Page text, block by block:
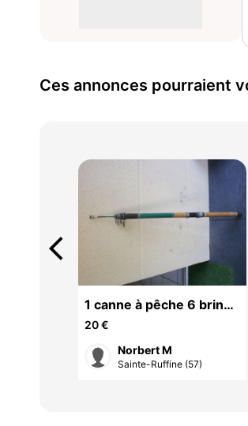
Ces annonces pourraient
1 canne à pêche 6 brins
GARBOLINO
20 €
Norbert M
Sainte-Ruffine (57)
arrow_back_ios